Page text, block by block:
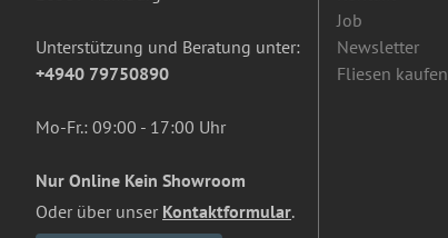
Unterstützung und Beratung unter:
+4940 79750890
Mo-Fr.: 09:00 - 17:00 Uhr
Nur Online Kein Showroom
Oder über unser Kontaktformular.
Job
Newsletter
Fliesen